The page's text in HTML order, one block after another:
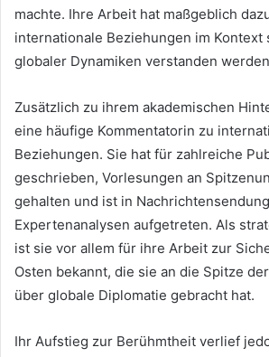
machte. Ihre Arbeit hat maßgeblich
internationale Beziehungen im
globaler Dynamiken verstanden
Zusätzlich zu ihrem akademischen
eine häufige Kommentatorin zu
Beziehungen. Sie hat für zahlreiche
geschrieben, Vorlesungen an
gehalten und ist in
Expertenanalysen aufgetreten. Als
ist sie vor allem für ihre Arbeit zur
Osten bekannt, die sie an die Spitze
über globale Diplomatie gebracht hat.
Ihr Aufstieg zur Berühmtheit verlief